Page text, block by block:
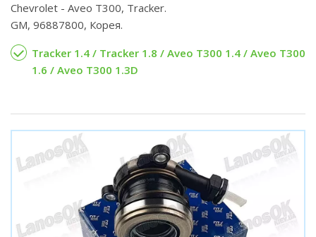
Chevrolet - Aveo T300, Tracker.
GM, 96887800, Корея.
Tracker 1.4 / Tracker 1.8 / Aveo T300 1.4 / Aveo T300
1.6 / Aveo T300 1.3D